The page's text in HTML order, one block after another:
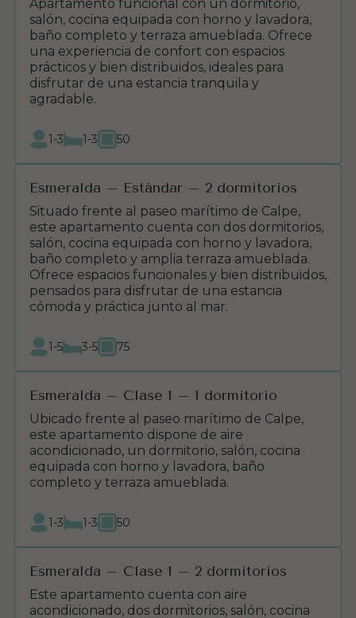
Apartamento funcional con un dormitorio,
salón, cocina equipada con horno y lavadora,
baño completo y terraza amueblada. Ofrece
una experiencia de confort con espacios
prácticos y bien distribuidos, ideales para
disfrutar de una estancia tranquila y
agradable.
1-3 1-3 50
Esmeralda – Estándar – 2 dormitorios
Situado frente al paseo marítimo de Calpe,
este apartamento cuenta con dos dormitorios,
salón, cocina equipada con horno y lavadora,
baño completo y amplia terraza amueblada.
Ofrece espacios funcionales y bien distribuidos,
pensados para disfrutar de una estancia
cómoda y práctica junto al mar.
1-5 3-5 75
Esmeralda – Clase 1 – 1 dormitorio
Ubicado frente al paseo marítimo de Calpe,
este apartamento dispone de aire
acondicionado, un dormitorio, salón, cocina
equipada con horno y lavadora, baño
completo y terraza amueblada.
1-3 1-3 50
Esmeralda – Clase 1 – 2 dormitorios
Este apartamento cuenta con aire
acondicionado, dos dormitorios, salón, cocina